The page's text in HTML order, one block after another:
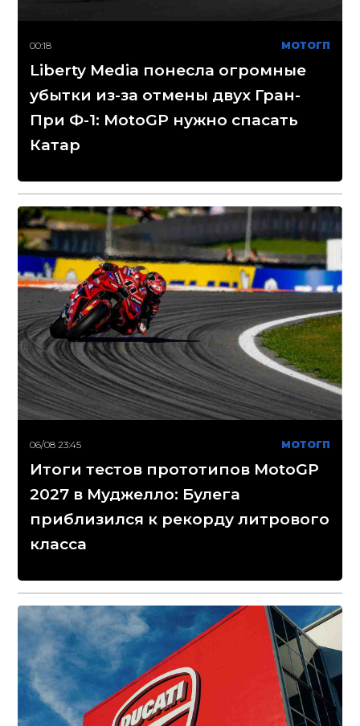
00:18 МОТОГП
Liberty Media понесла огромные
убытки из-за отмены двух Гран-
При Ф-1: MotoGP нужно спасать
Катар
06/08 23:45 МОТОГП
Итоги тестов прототипов MotoGP
2027 в Муджелло: Булега
приблизился к рекорду литрового
класса